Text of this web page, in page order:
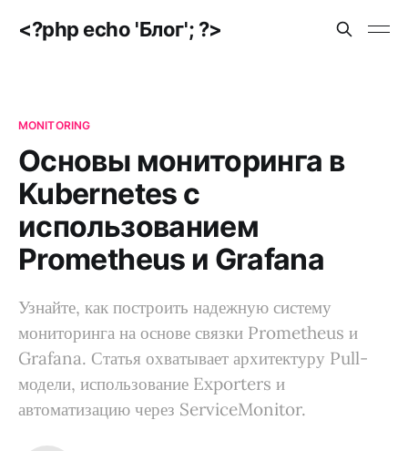
<?php echo 'Блог'; ?>
MONITORING
Основы мониторинга в
Kubernetes с
использованием
Prometheus и Grafana
Узнайте, как построить надежную систему
мониторинга на основе связки Prometheus и
Grafana. Статья охватывает архитектуру Pull-
модели, использование Exporters и
автоматизацию через ServiceMonitor.